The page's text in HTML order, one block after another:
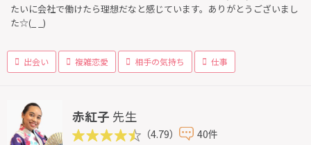
たいに会社で働けたら理想だなと感じています。ありがとうございまし
た☆(_ _)
出会い 複雑恋愛 相手の気持ち 仕事
赤紅子 先生
（4.79） 40件